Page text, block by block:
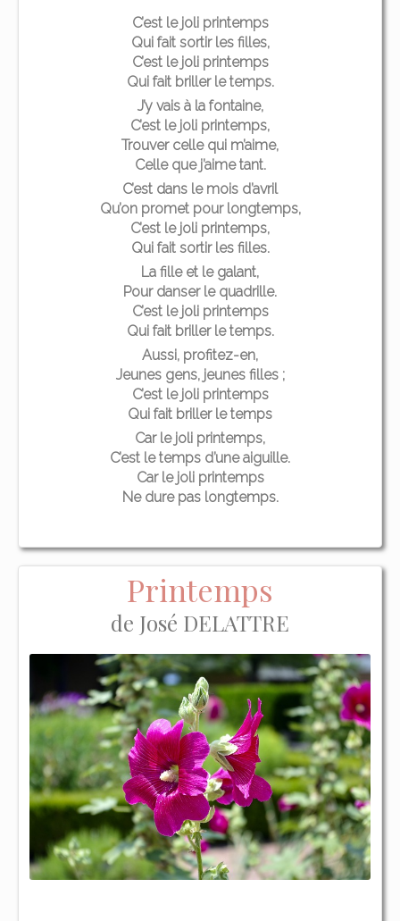
C’est le joli printemps
Qui fait sortir les filles,
C’est le joli printemps
Qui fait briller le temps.
J’y vais à la fontaine,
C’est le joli printemps,
Trouver celle qui m’aime,
Celle que j’aime tant.
C’est dans le mois d’avril
Qu’on promet pour longtemps,
C’est le joli printemps,
Qui fait sortir les filles.
La fille et le galant,
Pour danser le quadrille.
C’est le joli printemps
Qui fait briller le temps.
Aussi, profitez-en,
Jeunes gens, jeunes filles ;
C’est le joli printemps
Qui fait briller le temps
Car le joli printemps,
C’est le temps d’une aiguille.
Car le joli printemps
Ne dure pas longtemps.
Printemps
de José DELATTRE